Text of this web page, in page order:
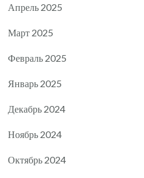
Апрель 2025
Март 2025
Февраль 2025
Январь 2025
Декабрь 2024
Ноябрь 2024
Октябрь 2024